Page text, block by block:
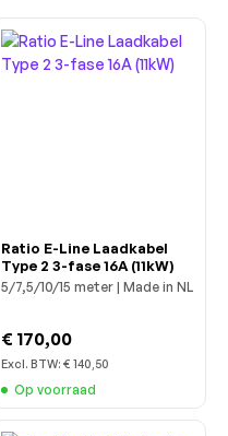
Ratio E-Line Laadkabel
Type 2 3-fase 16A (11kW)
5/7,5/10/15 meter | Made in NL
€ 170,00
Excl. BTW: € 140,50
Op voorraad